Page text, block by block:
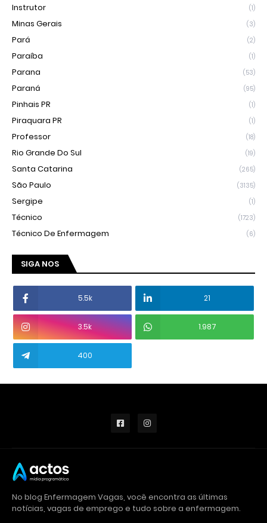
Instrutor (1)
Minas Gerais (3)
Pará (2)
Paraíba (1)
Parana (53)
Paraná (95)
Pinhais PR (1)
Piraquara PR (1)
Professor (18)
Rio Grande Do Sul (19)
Santa Catarina (265)
São Paulo (3135)
Sergipe (1)
Técnico (1723)
Técnico De Enfermagem (6)
SIGA NOS
5.5k 21
3.5k 1.987
400
No blog Enfermagem Vagas, você encontra as últimas
notícias, vagas de emprego e tudo sobre a enfermagem.